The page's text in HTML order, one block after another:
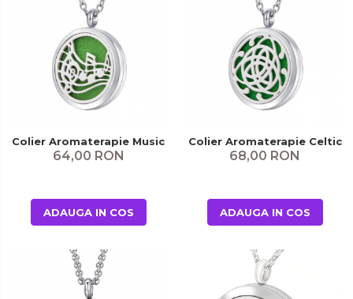
Colier Aromaterapie Music
64,00 RON
ADAUGA IN COS
Colier Aromaterapie Celtic
68,00 RON
ADAUGA IN COS